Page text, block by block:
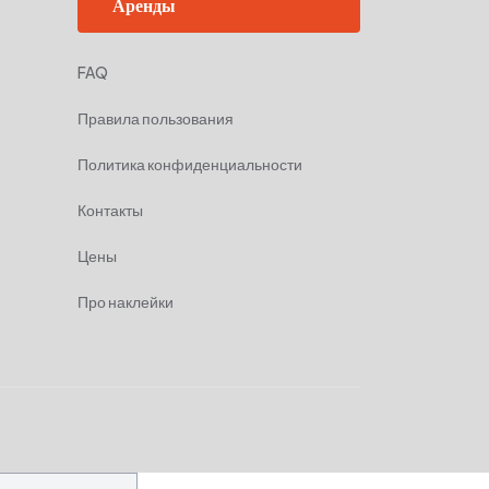
Аренды
FAQ
Правила пользования
Политика конфиденциальности
Контакты
Цены
Про наклейки